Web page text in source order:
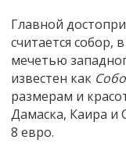
Главной
считается собор,
мечетью
известен как
размерам и
Дамаска, Каира и
8 евро.